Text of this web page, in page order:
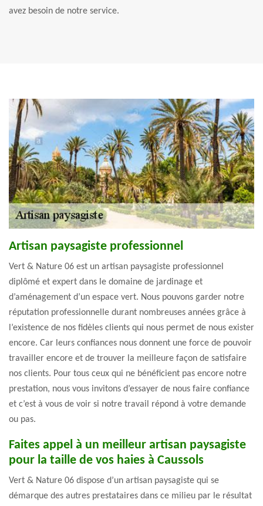
avez besoin de notre service.
Artisan paysagiste professionnel
Vert & Nature 06 est un artisan paysagiste professionnel
diplômé et expert dans le domaine de jardinage et
d’aménagement d’un espace vert. Nous pouvons garder notre
réputation professionnelle durant nombreuses années grâce à
l’existence de nos fidèles clients qui nous permet de nous exister
encore. Car leurs confiances nous donnent une force de pouvoir
travailler encore et de trouver la meilleure façon de satisfaire
nos clients. Pour tous ceux qui ne bénéficient pas encore notre
prestation, nous vous invitons d’essayer de nous faire confiance
et c’est à vous de voir si notre travail répond à votre demande
ou pas.
Faites appel à un meilleur artisan paysagiste
pour la taille de vos haies à Caussols
Vert & Nature 06 dispose d’un artisan paysagiste qui se
démarque des autres prestataires dans ce milieu par le résultat